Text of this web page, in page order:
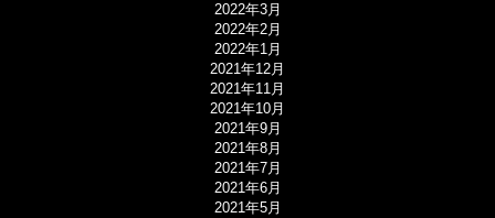
2022年3月
2022年2月
2022年1月
2021年12月
2021年11月
2021年10月
2021年9月
2021年8月
2021年7月
2021年6月
2021年5月